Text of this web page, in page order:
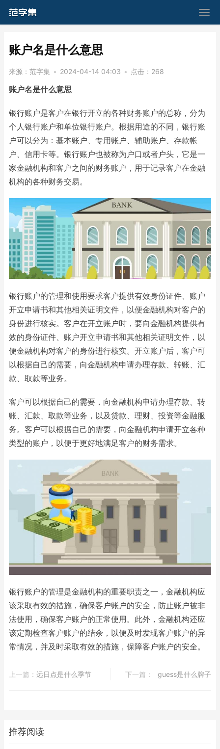
​账户名是什么意思
来源： 范字集 • 2024-04-14 04:03 • 点击： 268
账户名是什么意思
银行账户是客户在银行开立的各种财务账户的总称，分为
个人银行账户和单位银行账户。根据用途的不同，银行账
户可以分为：基本账户、专用账户、辅助账户、存款帐
户、信用卡等。银行账户也被称为户口或者户头，它是一
家金融机构和客户之间的财务账户，用于记录客户在金融
机构的各种财务交易。
银行账户的管理和使用要求客户提供有效身份证件、账户
开立申请书和其他相关证明文件，以便金融机构对客户的
身份进行核实。客户在开立账户时，要向金融机构提供有
效的身份证件、账户开立申请书和其他相关证明文件，以
便金融机构对客户的身份进行核实。开立账户后，客户可
以根据自己的需要，向金融机构申请办理存款、转账、汇
款、取款等业务。
客户可以根据自己的需要，向金融机构申请办理存款、转
账、汇款、取款等业务，以及贷款、理财、投资等金融服
务。客户可以根据自己的需要，向金融机构申请开立各种
类型的账户，以便于更好地满足客户的财务需求。
银行账户的管理是金融机构的重要职责之一，金融机构应
该采取有效的措施，确保客户账户的安全，防止账户被非
法使用，确保客户账户的正常使用。此外，金融机构还应
该定期检查客户账户的结余，以便及时发现客户账户的异
常情况，并及时采取有效的措施，保障客户账户的安全。
上一篇： ​远日点是什么季节 下一篇： ​guess是什么牌子
推荐阅读